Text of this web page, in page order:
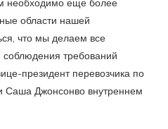
необходимо еще более
области нашей
что мы делаем все
требований
президент перевозчика по
Саша Джонсонво внутреннем